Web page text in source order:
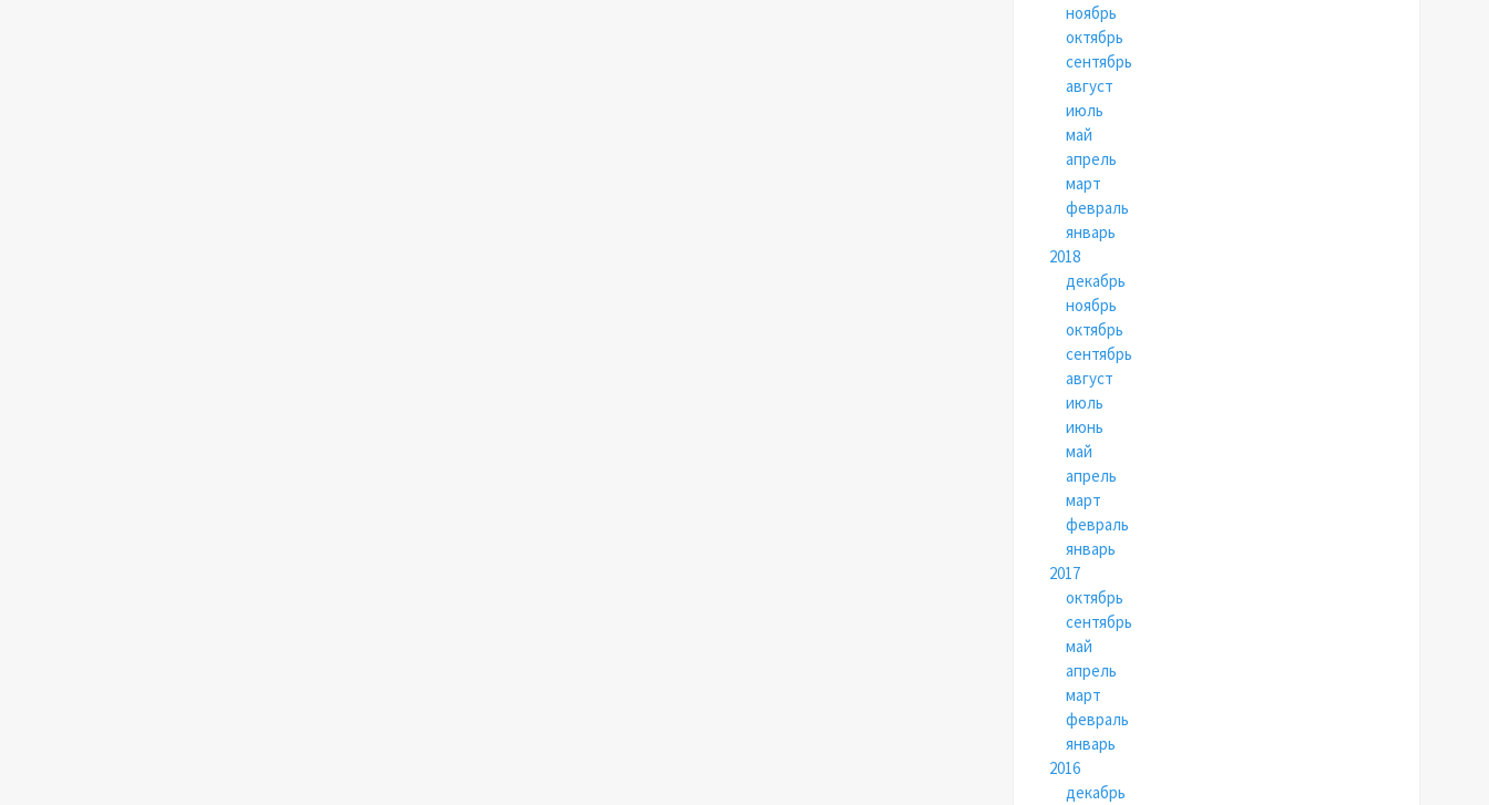
ноябрь
октябрь
сентябрь
август
июль
май
апрель
март
февраль
январь
2018
декабрь
ноябрь
октябрь
сентябрь
август
июль
июнь
май
апрель
март
февраль
январь
2017
октябрь
сентябрь
май
апрель
март
февраль
январь
2016
декабрь